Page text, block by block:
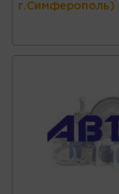
г.Симферополь)